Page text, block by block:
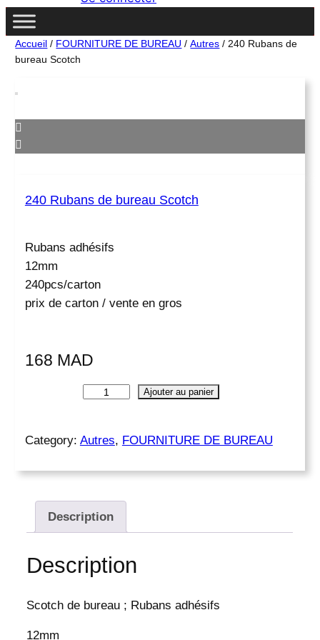
h
e
Accueil / FOURNITURE DE BUREAU /Autres / 240 Rubans de
bureau Scotch
240 Rubans de bureau Scotch
Rubans adhésifs
12mm
240pcs/carton
prix de carton / vente en gros
168 MAD
n
i
é
d
e
4
u
Ajouter au panier
Category: Autres, FOURNITURE DE BUREAU
Description
Description
Scotch de bureau ; Rubans adhésifs
12mm